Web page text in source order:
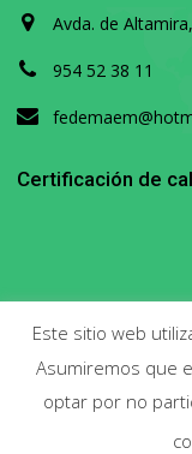
Avda. de
954 52 38 11
Certificación de
Copyright
Este sitio web
Asumiremos que
optar por no